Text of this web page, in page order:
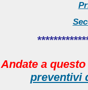
Andate a questo
preventivi